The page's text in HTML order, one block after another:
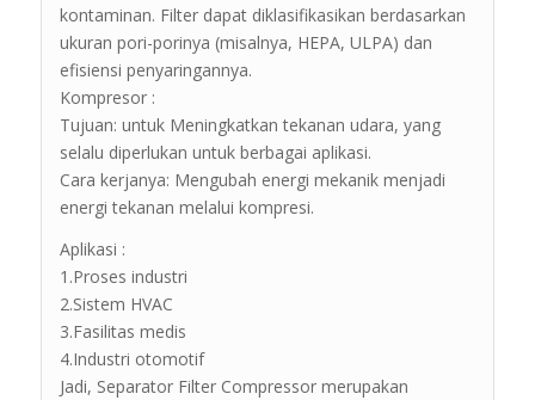
kontaminan. Filter dapat diklasifikasikan berdasarkan
ukuran pori-porinya (misalnya, HEPA, ULPA) dan
efisiensi penyaringannya.
Kompresor :
Tujuan: untuk Meningkatkan tekanan udara, yang
selalu diperlukan untuk berbagai aplikasi.
Cara kerjanya: Mengubah energi mekanik menjadi
energi tekanan melalui kompresi.
Aplikasi :
1.Proses industri
2.Sistem HVAC
3.Fasilitas medis
4.Industri otomotif
Jadi, Separator Filter Compressor merupakan